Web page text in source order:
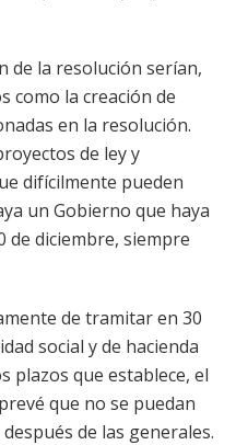
de la resolución serían,
como la creación de
en la resolución.
de ley y
difícilmente pueden
un Gobierno que haya
de diciembre, siempre
de tramitar en 30
social y de hacienda
plazos que establece, el
que no se puedan
de las generales.